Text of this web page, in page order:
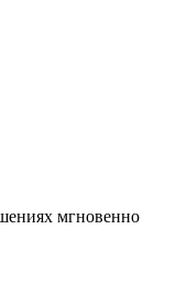
мгновенно